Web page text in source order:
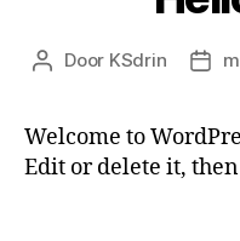
Berichtauteur
Door KSdrin
Welcome to
Edit or delete it,